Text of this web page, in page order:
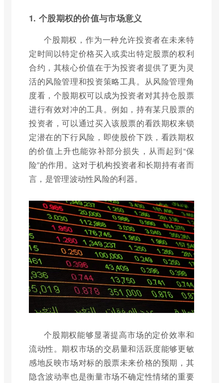
1. 个股期权的价值与市场意义
个股期权，作为一种允许投资者在未来特
定时间以特定价格买入或卖出特定股票的权利
合约，其核心价值在于为投资者提供了更为灵
活的风险管理和投资策略工具。从风险管理角
度看，个股期权可以成为投资者对其持仓股票
进行有效对冲的工具。例如，持有某只股票的
投资者，可以通过买入该股票的看跌期权来锁
定潜在的下行风险，即使股价下跌，看跌期权
的价值上升也能弥补部分损失，从而起到“保
险”的作用。这对于机构投资者和长期持有者而
言，是管理波动性风险的利器。
个股期权能够显著提高市场的定价效率和
流动性。期权市场的交易量和活跃度能够更敏
感地反映市场对标的股票未来价格的预期，其
隐含波动率也是衡量市场不确定性情绪的重要